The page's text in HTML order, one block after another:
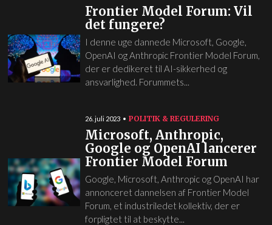
Frontier Model Forum: Vil
det fungere?
I denne uge dannede Microsoft, Google,
OpenAI og Anthropic Frontier Model Forum,
der er dedikeret til AI-sikkerhed og
ansvarlighed. Forummets...
26. juli 2023 POLITIK & REGULERING
Microsoft, Anthropic,
Google og OpenAI lancerer
Frontier Model Forum
Google, Microsoft, Anthropic og OpenAI har
annonceret dannelsen af Frontier Model
Forum, et industriledet kollektiv, der er
forpligtet til at beskytte...